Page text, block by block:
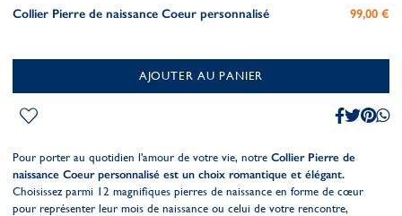
Collier Pierre de naissance Coeur personnalisé 99,00 €
AJOUTER AU PANIER
Pour porter au quotidien l'amour de votre vie, notre Collier Pierre de
naissance Coeur personnalisé est un choix romantique et élégant.
Choisissez parmi 12 magnifiques pierres de naissance en forme de cœur
pour représenter leur mois de naissance ou celui de votre rencontre,